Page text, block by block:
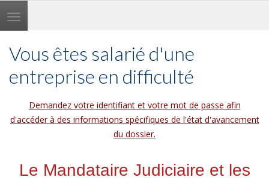
Toggle
navigation
Vous êtes salarié d'une
entreprise en difficulté
Demandez votre identifiant et votre mot de passe afin
d'accéder à des informations spécifiques de l'état d'avancement
du dossier.
Le Mandataire Judiciaire et les